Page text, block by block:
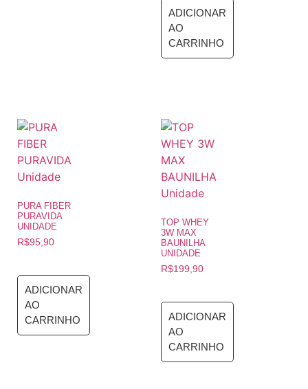
ADICIONAR
AO
CARRINHO
PURA FIBER
PURAVIDA
UNIDADE
R$95,90
ADICIONAR
AO
CARRINHO
TOP WHEY
3W MAX
BAUNILHA
UNIDADE
R$199,90
ADICIONAR
AO
CARRINHO